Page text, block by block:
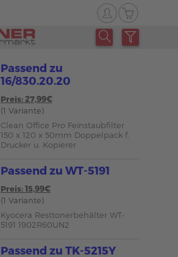
Passend zu
16/830.20.20
Preis: 27,99€
(1 Variante)
Clean Office Pro Feinstaubfilter
150 x 120 x 50mm Doppelpack f.
Drucker u. Kopierer
Passend zu WT-5191
Preis: 15,99€
(1 Variante)
Kyocera Resttonerbehälter WT-
5191 1902R60UN2
Passend zu TK-5215Y